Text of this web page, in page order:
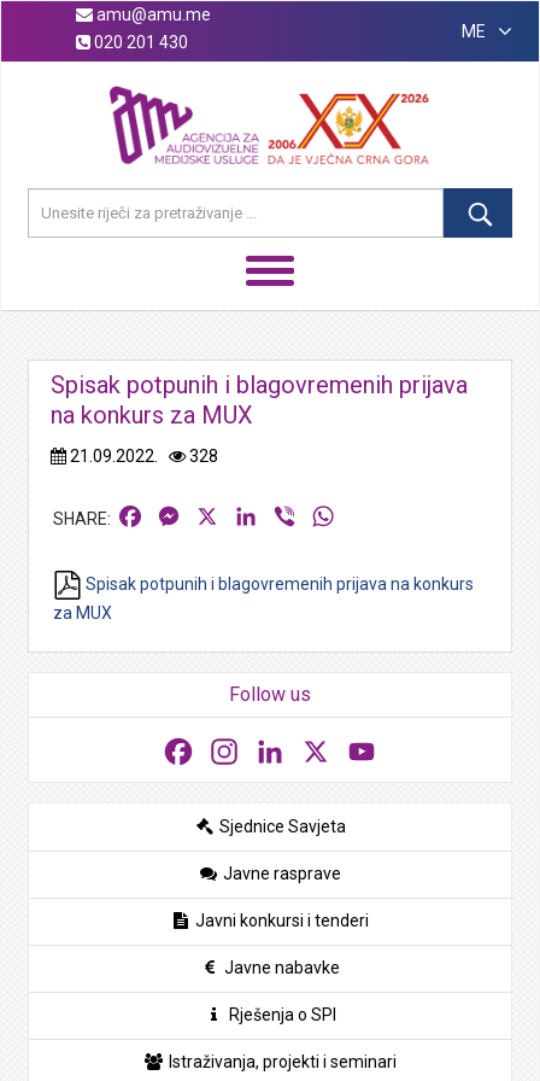
amu@amu.me
020 201 430
ME
Spisak potpunih i blagovremenih prijava
na konkurs za MUX
21.09.2022. 328
FacebookMessengerLinkedIn
Viber
Spisak potpunih i blagovremenih prijava na konkurs
za MUX
Follow us
FacebookInstagramLinkedIn
Sjednice Savjeta
Javne rasprave
Javni konkursi i tenderi
Javne nabavke
Rješenja o SPI
Istraživanja, projekti i seminari